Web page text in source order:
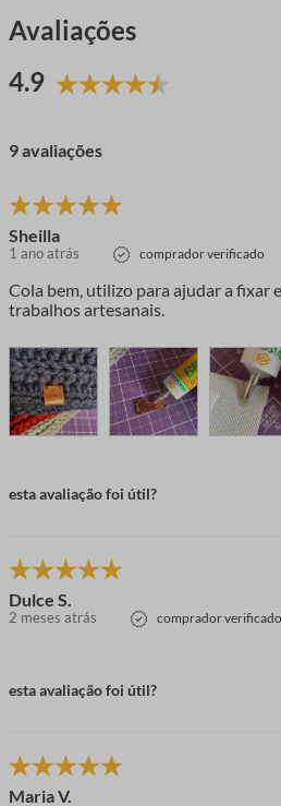
Avaliações
4.9
9 avaliações
Sheilla
1 ano atrás comprador verificado
Cola bem, utilizo para ajudar a fixar
trabalhos artesanais.
esta avaliação foi útil?
Dulce S.
2 meses atrás comprador verificado
esta avaliação foi útil?
Maria V.